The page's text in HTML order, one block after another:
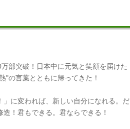
部突破！日本中に元気と笑顔を届けた
"の言葉とともに帰ってきた！
に変われば、新しい自分になれる。だ
！君もできる。君ならできる！